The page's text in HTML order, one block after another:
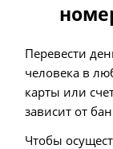
Перевести
человека в
карты или
зависит от
Чтобы